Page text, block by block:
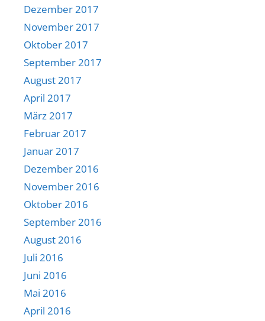
Dezember 2017
November 2017
Oktober 2017
September 2017
August 2017
April 2017
März 2017
Februar 2017
Januar 2017
Dezember 2016
November 2016
Oktober 2016
September 2016
August 2016
Juli 2016
Juni 2016
Mai 2016
April 2016